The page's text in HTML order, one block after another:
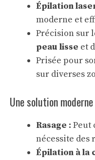
Épilation
moderne et
Précision sur
peau lisse et
Prisée pour
sur diverses
Une solution
Rasage : Peut
nécessite des
Épilation à la